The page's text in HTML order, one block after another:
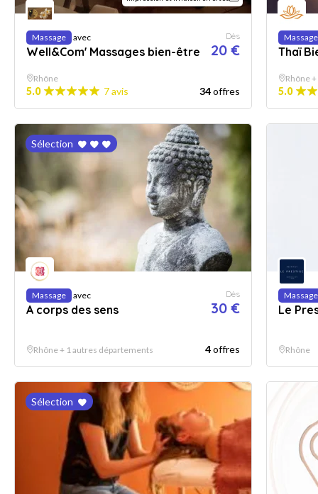
Massage avec
Well&Com' Massages bien-être
Dès
20 €
Rhône
5.0 7 avis 34offres
Massage
Thaï
Rhône
5.0
Sélection
Massage avec
A corps des sens
Dès
30 €
Rhône + 1 autres départements 4offres
Massage
Le
Rhône
Sélection